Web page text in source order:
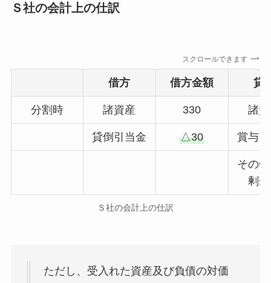
Ｓ社の会計上の仕訳
スクロールできます
借方 借方金額 貸
分割時 諸資産 330 諸
貸倒引当金 △30 賞与
その
剰
Ｓ社の会計上の仕訳
ただし、受入れた資産及び負債の対価